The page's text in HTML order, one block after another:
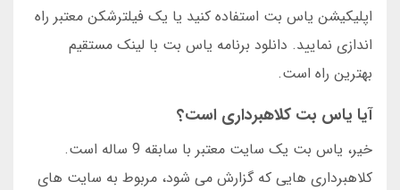
اپلیکیشن یاس بت استفاده کنید یا یک فیلترشکن معتبر راه
اندازی نمایید. دانلود برنامه یاس بت با لینک مستقیم
بهترین راه است.
آیا یاس بت کلاهبرداری است؟
خیر، یاس بت یک سایت معتبر با سابقه 9 ساله است.
کلاهبرداری هایی که گزارش می شود، مربوط به سایت های